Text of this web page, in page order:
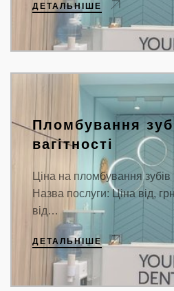
ДЕТАЛЬНІШЕ
Пломбування
вагітності
Ціна на пломбування зубів
Назва послуги: Ціна від,
від…
ДЕТАЛЬНІШЕ